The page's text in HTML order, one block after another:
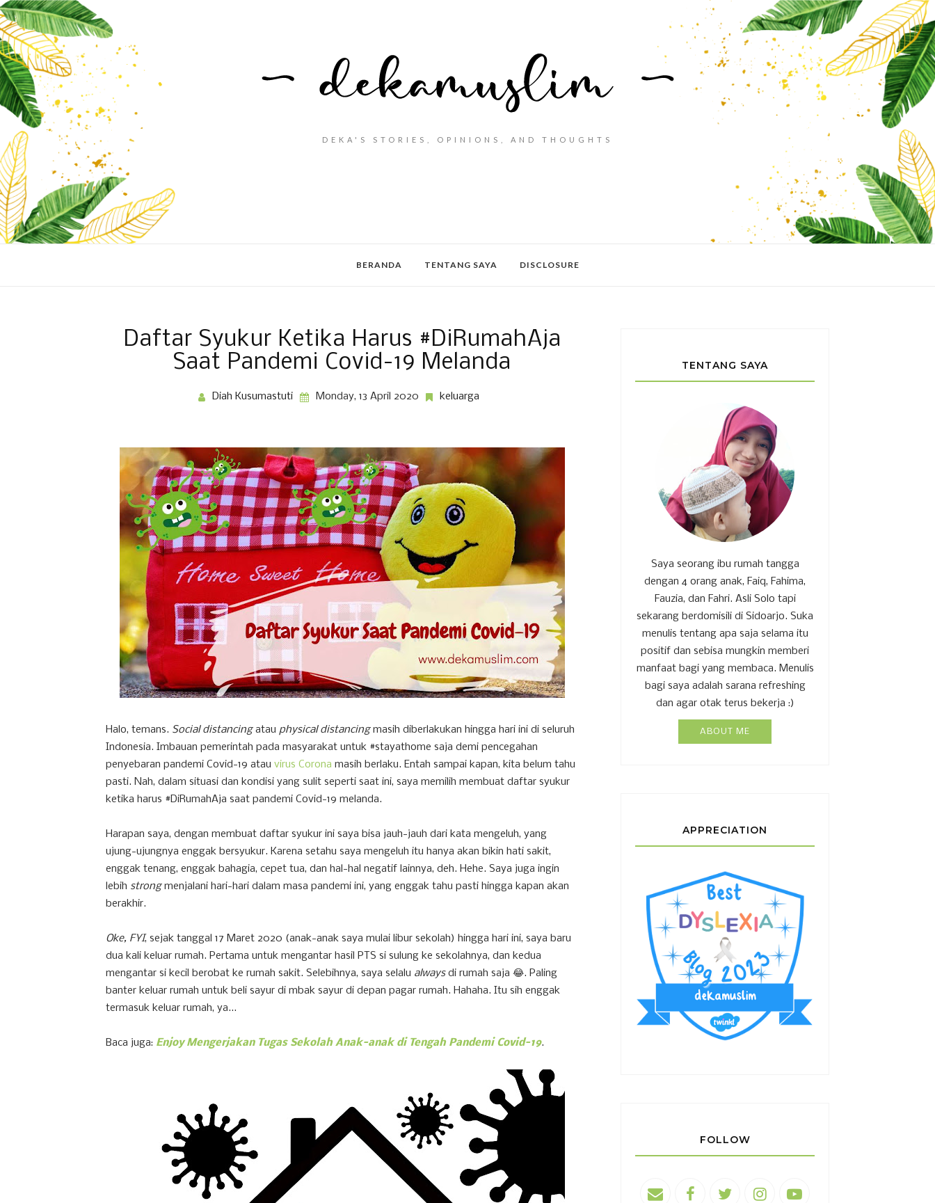
DEKA'S STORIES, OPINIONS, AND THOUGHTS
BERANDA TENTANG SAYA DISCLOSURE
Daftar Syukur Ketika Harus #DiRumahAja
Saat Pandemi Covid-19 Melanda
Diah Kusumastuti Monday, 13 April 2020 keluarga
Halo, temans. Social distancingatau physical distancingmasih diberlakukan hingga hari ini di seluruh
Indonesia. Imbauan pemerintah pada masyarakat untuk #stayathome saja demi pencegahan
penyebaran pandemi Covid-19 atau virus Corona masih berlaku. Entah sampai kapan, kita belum tahu
pasti. Nah, dalam situasi dan kondisi yang sulit seperti saat ini, saya memilih membuat daftar syukur
ketika harus #DiRumahAja saat pandemi Covid-19 melanda.
Harapan saya, dengan membuat daftar syukur ini saya bisa jauh-jauh dari kata mengeluh, yang
ujung-ujungnya enggak bersyukur. Karena setahu saya mengeluh itu hanya akan bikin hati sakit,
enggak tenang, enggak bahagia, cepet tua, dan hal-hal negatif lainnya, deh. Hehe. Saya juga ingin
lebih strongmenjalani hari-hari dalam masa pandemi ini, yang enggak tahu pasti hingga kapan akan
berakhir.
Oke, FYI, sejak tanggal 17 Maret 2020 (anak-anak saya mulai libur sekolah) hingga hari ini, saya baru
dua kali keluar rumah. Pertama untuk mengantar hasil PTS si sulung ke sekolahnya, dan kedua
mengantar si kecil berobat ke rumah sakit. Selebihnya, saya selalu alwaysdi rumah saja 😂. Paling
banter keluar rumah untuk beli sayur di mbak sayur di depan pagar rumah. Hahaha. Itu sih enggak
termasuk keluar rumah, ya...
Baca juga: Enjoy Mengerjakan Tugas Sekolah Anak-anak di Tengah Pandemi Covid-19.
TENTANG SAYA
Saya seorang ibu rumah tangga
dengan 4 orang anak, Faiq, Fahima,
Fauzia, dan Fahri. Asli Solo tapi
sekarang berdomisili di Sidoarjo. Suka
menulis tentang apa saja selama itu
positif dan sebisa mungkin memberi
manfaat bagi yang membaca. Menulis
bagi saya adalah sarana refreshing
dan agar otak terus bekerja :)
ABOUT ME
APPRECIATION
FOLLOW